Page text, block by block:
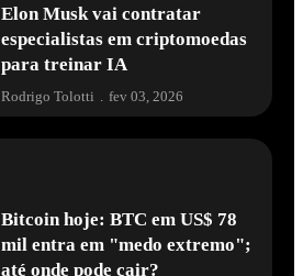
Elon Musk vai contratar
especialistas em criptomoedas
para treinar IA
Rodrigo Tolotti fev 03, 2026
Bitcoin hoje: BTC em US$ 78
mil entra em "medo extremo";
até onde pode cair?